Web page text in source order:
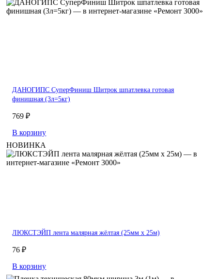
ДАНОГИПС СуперФиниш Шитрок шпатлевка готовая
финишная (3л=5кг)
769 ₽
В корзину
НОВИНКА
ЛЮКСТЭЙП лента малярная жёлтая (25мм х 25м)
76 ₽
В корзину